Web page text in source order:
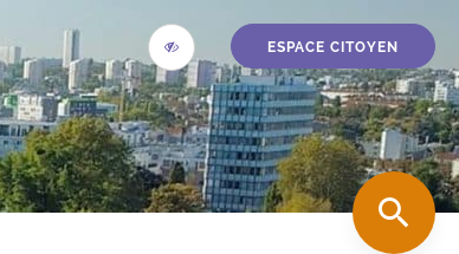
ACCESSIBILITÉ
ESPACE CITOYEN